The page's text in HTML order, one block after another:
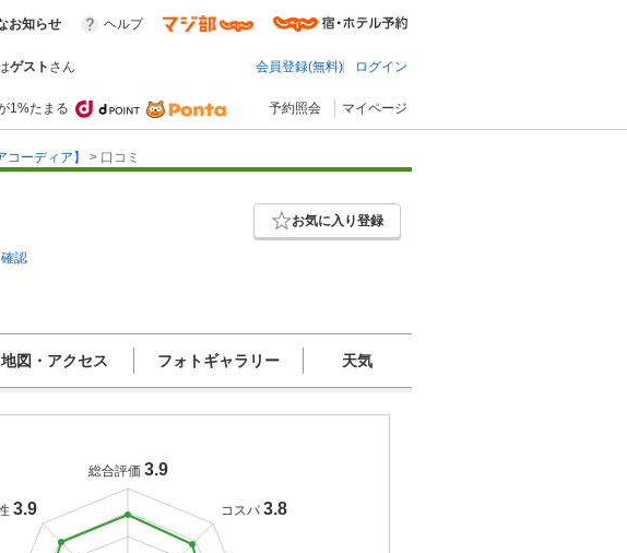
お知らせ ヘルプ
ゲスト さん 会員登録(無料) ログイン
1%たまる 予約照会 マイページ
ーディア】 > 口コミ
お気に入り登録
認
地図・アクセス フォトギャラリー 天気
総合評価 3.9
コスパ 3.8
3.9